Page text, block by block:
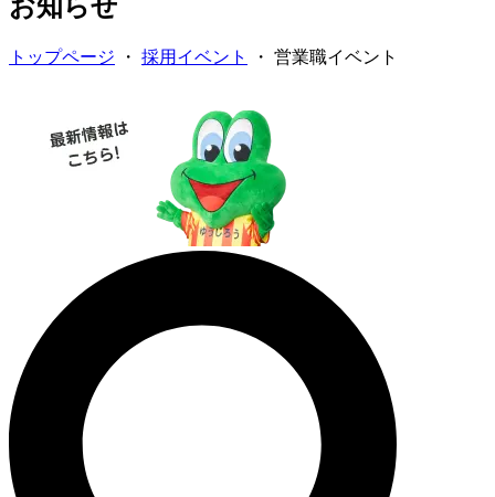
お知らせ
トップページ ・ 採用イベント ・ 営業職イベント